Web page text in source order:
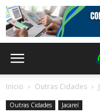
Inicio Outras Cidades
Outras Cidades Jacareí